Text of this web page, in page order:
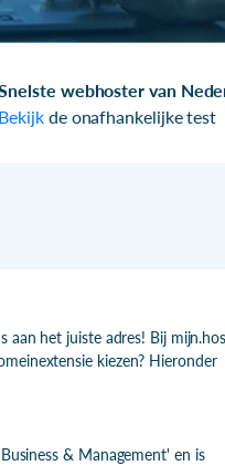
webhoster van
Bekijkde onafhankelijke test
aan het juiste adres! Bij
kiezen? Hieronder
& Management' en is